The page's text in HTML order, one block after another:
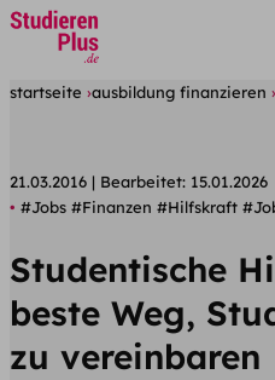
startseite ausbildung finanzieren
21.03.2016 Bearbeitet: 15.01.2026
#Jobs #Finanzen #Hilfskraft
Studentische
beste Weg,
zu vereinbaren